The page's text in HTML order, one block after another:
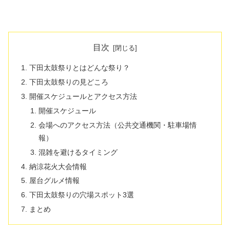
目次
下田太鼓祭りとはどんな祭り？
下田太鼓祭りの見どころ
開催スケジュールとアクセス方法
開催スケジュール
会場へのアクセス方法（公共交通機関・駐車場情
報）
混雑を避けるタイミング
納涼花火大会情報
屋台グルメ情報
下田太鼓祭りの穴場スポット3選
まとめ